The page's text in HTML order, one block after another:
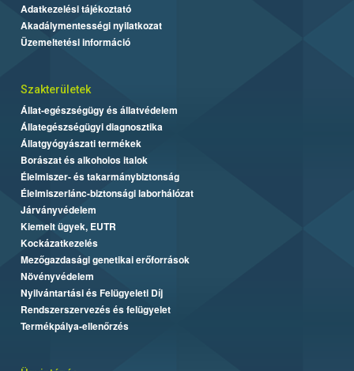
Adatkezelési tájékoztató
Akadálymentességi nyilatkozat
Üzemeltetési információ
Szakterületek
Állat-egészségügy és állatvédelem
Állategészségügyi diagnosztika
Állatgyógyászati termékek
Borászat és alkoholos italok
Élelmiszer- és takarmánybiztonság
Élelmiszerlánc-biztonsági laborhálózat
Járványvédelem
Kiemelt ügyek, EUTR
Kockázatkezelés
Mezőgazdasági genetikai erőforrások
Növényvédelem
Nyilvántartási és Felügyeleti Díj
Rendszerszervezés és felügyelet
Termékpálya-ellenőrzés